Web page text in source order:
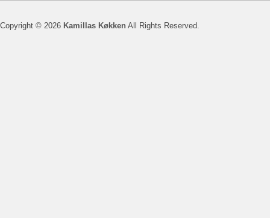
Copyright © 2026 Kamillas Køkken All Rights Reserved.